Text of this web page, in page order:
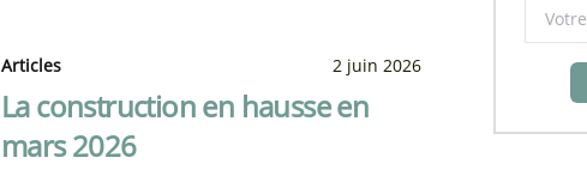
Articles 2 juin 2026
La construction en hausse en
mars 2026